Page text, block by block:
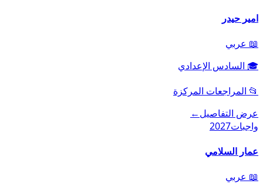
امير حيدر
📖 عربي
🎓 السادس الإعدادي
📂 المراجعات المركزة
عرض التفاصيل←
واجبات2027
عمار السلامي
📖 عربي